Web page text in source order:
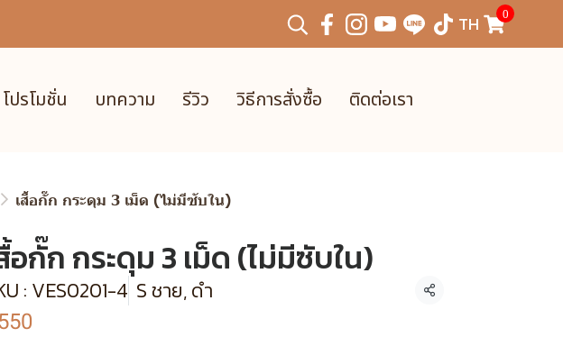
TH 0
โปรโมชั่น บทความ รีวิว วิธีการสั่งซื้อ ติดต่อเรา
เสื้อกั๊ก กระดุม 3 เม็ด (ไม่มีซับใน)
อกั๊ก กระดุม 3 เม็ด (ไม่มีซับใน)
: VES0201-4 S ชาย, ดำ แชร์